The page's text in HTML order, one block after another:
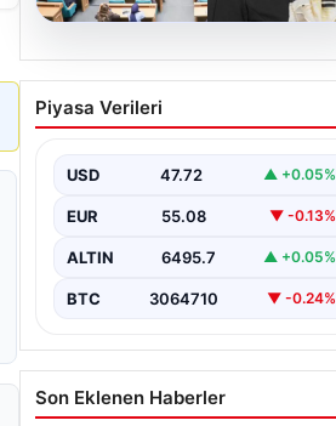
Üsküdar Belediyesi’nde
başkanvekili Sibel Tan
Piyasa Verileri
USD 47.72 ▲ +0.05%
EUR 55.08 ▼ -0.13%
ALTIN 6495.7 ▲ +0.05%
BTC 3064710 ▼ -0.24%
Son Eklenen Haberler